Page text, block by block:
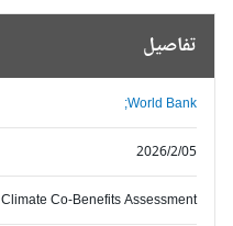
تفاصيل
World Bank;
2026/2/05
Climate Co-Benefits Assessment